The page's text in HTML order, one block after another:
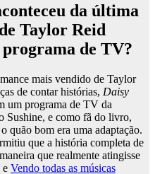
da última
Taylor Reid
de TV?
mais vendido de Taylor
de contar histórias, Daisy
um programa de TV da
Sushine, e como fã do livro,
quão bom era uma adaptação.
que a história completa de
que realmente atingisse
e Vendo todas as músicas